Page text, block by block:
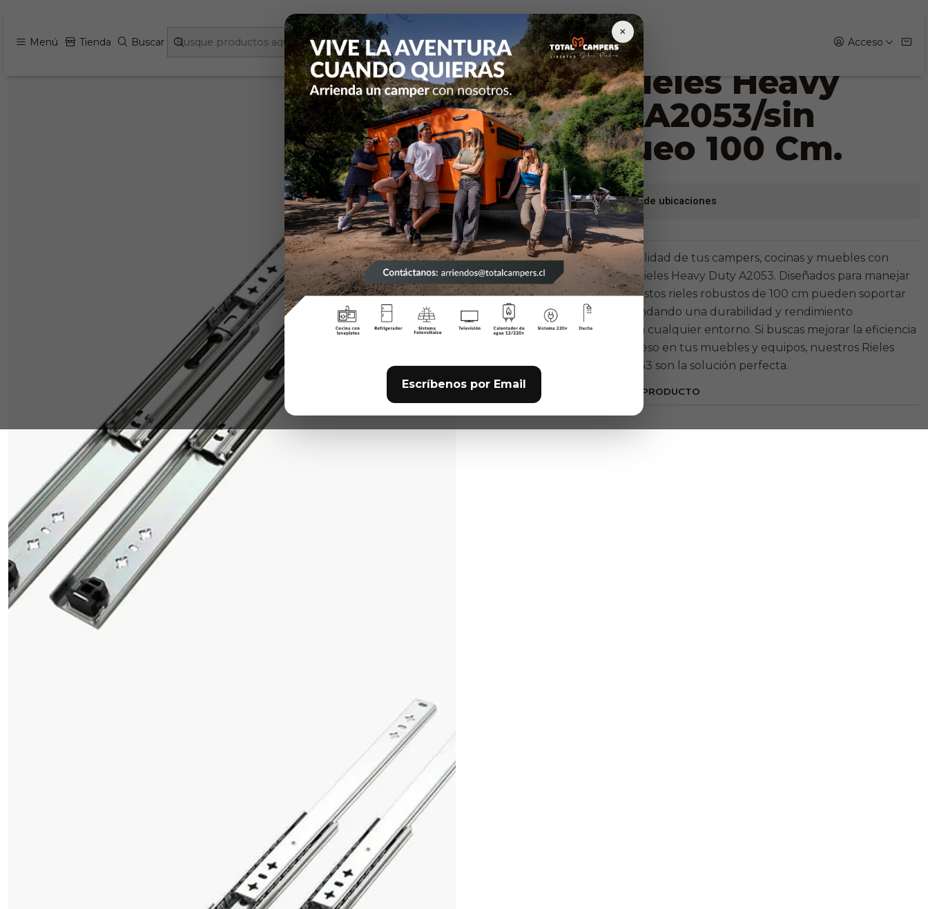
×
Escríbenos por Email
Menú Tienda Buscar Acceso
Campers y equipamiento Rieles Heavy Duty Par Rieles Heavy Duty A2053/sin Bloqueo 100 Cm.
|
Par Rieles Heavy
Duty A2053/sin
Bloqueo 100 Cm.
Mostrar stock de ubicaciones
DESCRIPCIÓN
Eleva la funcionalidad de tus campers, cocinas y muebles con
nuestro Par de Rieles Heavy Duty A2053. Diseñados para manejar
cargas pesadas, estos rieles robustos de 100 cm pueden soportar
hasta 120 KG, brindando una durabilidad y rendimiento
excepcionales en cualquier entorno. Si buscas mejorar la eficiencia
y el manejo de peso en tus muebles y equipos, nuestros Rieles
Heavy Duty A2053 son la solución perfecta.
COMPARTIR ESTE PRODUCTO